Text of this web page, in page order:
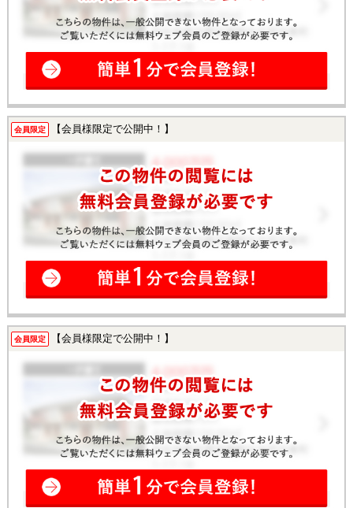
会員限定 【会員様限定で公開中！】
会員限定 【会員様限定で公開中！】